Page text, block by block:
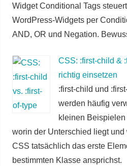
Widget Conditional Tags
WordPress-Widgets per
AND, OR und Negation.
CSS: :first-child &
richtig einsetzen
:first-child und
werden häufig
kleinen
worin der Unterschied liegt und
CSS tatsächlich das erste
bestimmten Klasse ansprichst.